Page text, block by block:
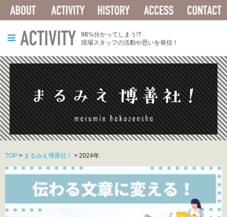
98%分かってしまう!?
現場スタッフの活動や思いを発信！
TOP > まるみえ博善社！ > 2024年